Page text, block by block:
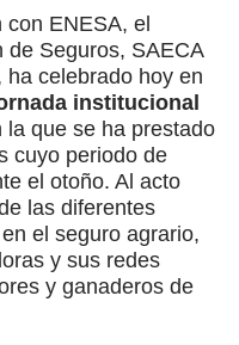
con ENESA, el
de Seguros, SAECA
celebrado hoy en
institucional
la que se ha prestado
cuyo periodo de
el otoño. Al acto
las diferentes
el seguro agrario,
y sus redes
y ganaderos de